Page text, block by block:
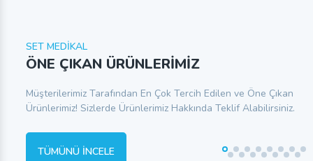
SET MEDİKAL
ÖNE ÇIKAN ÜRÜNLERİMİZ
Müşterilerimiz Tarafından En Çok Tercih Edilen ve Öne Çıkan
Ürünlerimiz! Sizlerde Ürünlerimiz Hakkında Teklif Alabilirsiniz.
TÜMÜNÜ İNCELE